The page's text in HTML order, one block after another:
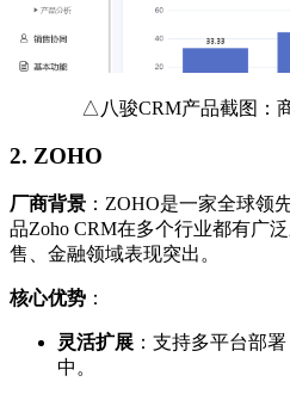
△八骏CRM产品截图：
2. ZOHO
厂商背景 ：ZOHO是一家全球领
品Zoho CRM在多个行业都有广
售、金融领域表现突出。
核心优势 ：
灵活扩展 ：支持多平台部
中。